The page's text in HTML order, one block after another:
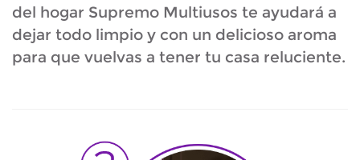
del hogar Supremo Multiusos te ayudará a
dejar todo limpio y con un delicioso aroma
para que vuelvas a tener tu casa reluciente.